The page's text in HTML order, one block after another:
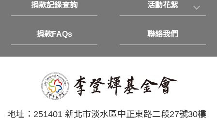
捐款記錄查詢 活動花絮
捐款FAQs 聯絡我們
地址： 251401 新北市淡水區中正東路二段27號30樓